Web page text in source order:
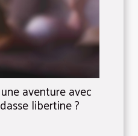
aventure avec
libertine ?